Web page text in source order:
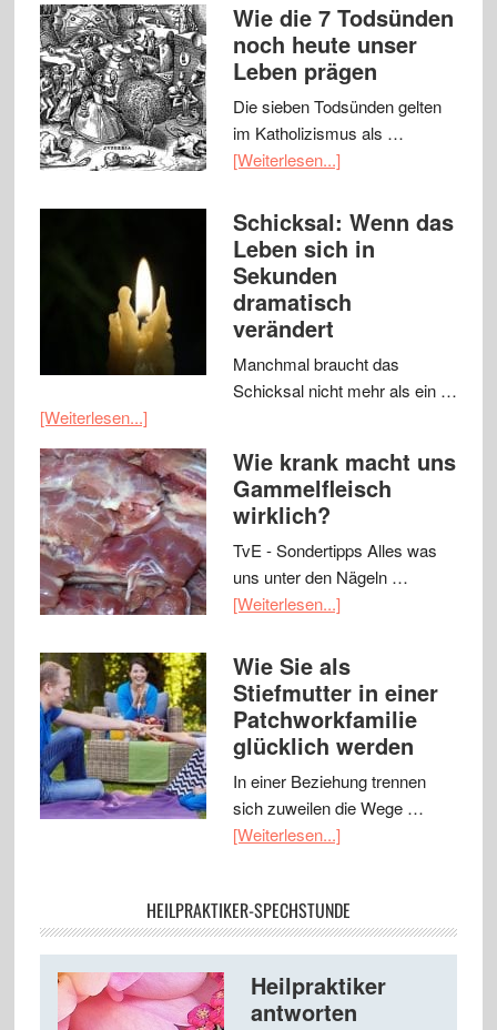
Wie die 7 Todsünden
noch heute unser
Leben prägen
Die sieben Todsünden gelten
im Katholizismus als …
[Weiterlesen...]
Schicksal: Wenn das
Leben sich in
Sekunden
dramatisch
verändert
Manchmal braucht das
Schicksal nicht mehr als ein …
[Weiterlesen...]
Wie krank macht uns
Gammelfleisch
wirklich?
TvE - Sondertipps Alles was
uns unter den Nägeln …
[Weiterlesen...]
Wie Sie als
Stiefmutter in einer
Patchworkfamilie
glücklich werden
In einer Beziehung trennen
sich zuweilen die Wege …
[Weiterlesen...]
HEILPRAKTIKER-SPECHSTUNDE
Heilpraktiker
antworten